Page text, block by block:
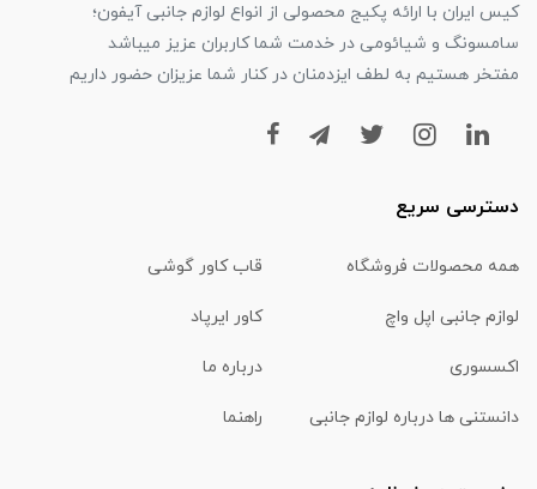
کیس ایران با ارائه پکیج محصولی از انواع لوازم جانبی آیفون؛
سامسونگ و شیائومی در خدمت شما کاربران عزیز میباشد
مفتخر هستیم به لطف ایزدمنان در کنار شما عزیزان حضور داریم
دسترسی سریع
همه محصولات فروشگاه قاب کاور گوشی
لوازم جانبی اپل واچ کاور ایرپاد
اکسسوری درباره ما
دانستنی ها درباره لوازم جانبی راهنما